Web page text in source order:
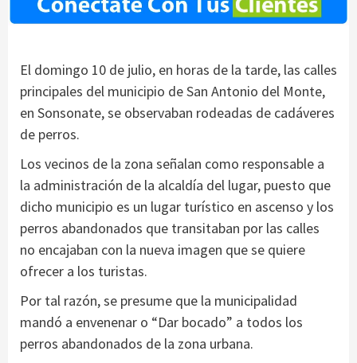
El domingo 10 de julio, en horas de la tarde, las calles
principales del municipio de San Antonio del Monte,
en Sonsonate, se observaban rodeadas de cadáveres
de perros.
Los vecinos de la zona señalan como responsable a
la administración de la alcaldía del lugar, puesto que
dicho municipio es un lugar turístico en ascenso y los
perros abandonados que transitaban por las calles
no encajaban con la nueva imagen que se quiere
ofrecer a los turistas.
Por tal razón, se presume que la municipalidad
mandó a envenenar o “Dar bocado” a todos los
perros abandonados de la zona urbana.